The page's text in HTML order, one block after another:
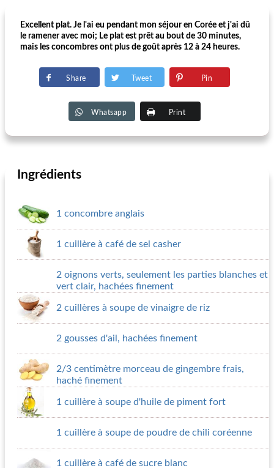
Excellent plat. Je l'ai eu pendant mon séjour en Corée et j'ai dû
le ramener avec moi; Le plat est prêt au bout de 30 minutes,
mais les concombres ont plus de goût après 12 à 24 heures.
Share Tweet Pin
Whatsapp Print
Ingrédients
1 concombre anglais
1 cuillère à café de sel casher
2 oignons verts, seulement les parties blanches et
vert clair, hachées finement
2 cuillères à soupe de vinaigre de riz
2 gousses d'ail, hachées finement
2/3 centimètre morceau de gingembre frais,
haché finement
1 cuillère à soupe d'huile de piment fort
1 cuillère à soupe de poudre de chili coréenne
1 cuillère à café de sucre blanc